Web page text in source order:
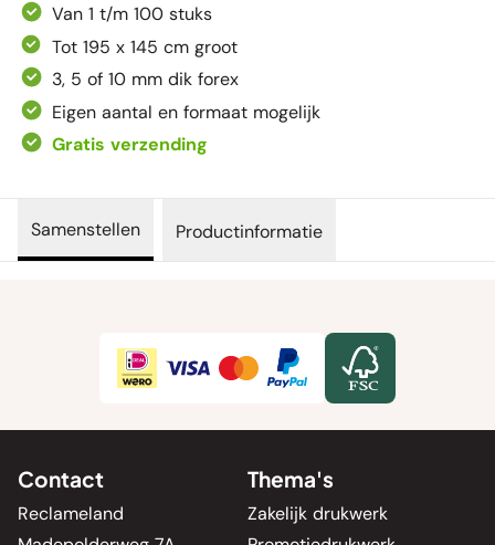
Van 1 t/m 100 stuks
Tot 195 x 145 cm groot
3, 5 of 10 mm dik forex
Eigen aantal en formaat mogelijk
Gratis verzending
Samenstellen Productinformatie
Contact
Reclameland
Thema's
Zakelijk drukwerk